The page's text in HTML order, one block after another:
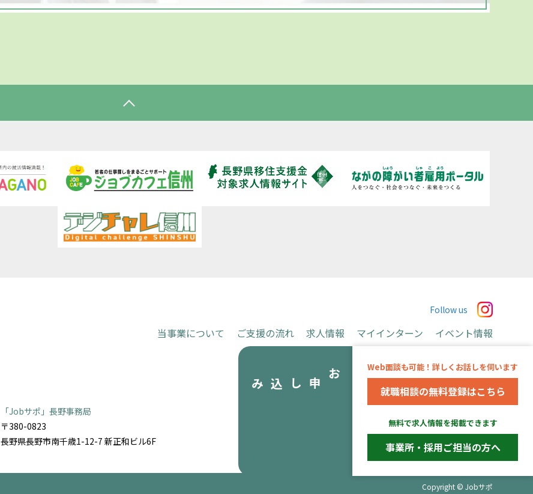
お申し込み
Web面談も可能！詳しくお話しを伺います
就職相談の無料登録はこちら
無料で求人情報を掲載できます
事業所・採用ご担当の方へ
当事業について ご支援の流れ 求人情報 マイインターン
イベント情報
Follow us
「Jobサポ」長野事務局
〒380-0823
長野県長野市南千歳1-12-7 新正和ビル6F
※当事業は長野県より委託を受け、アデコ株式会社
Copyright © Jobサポ